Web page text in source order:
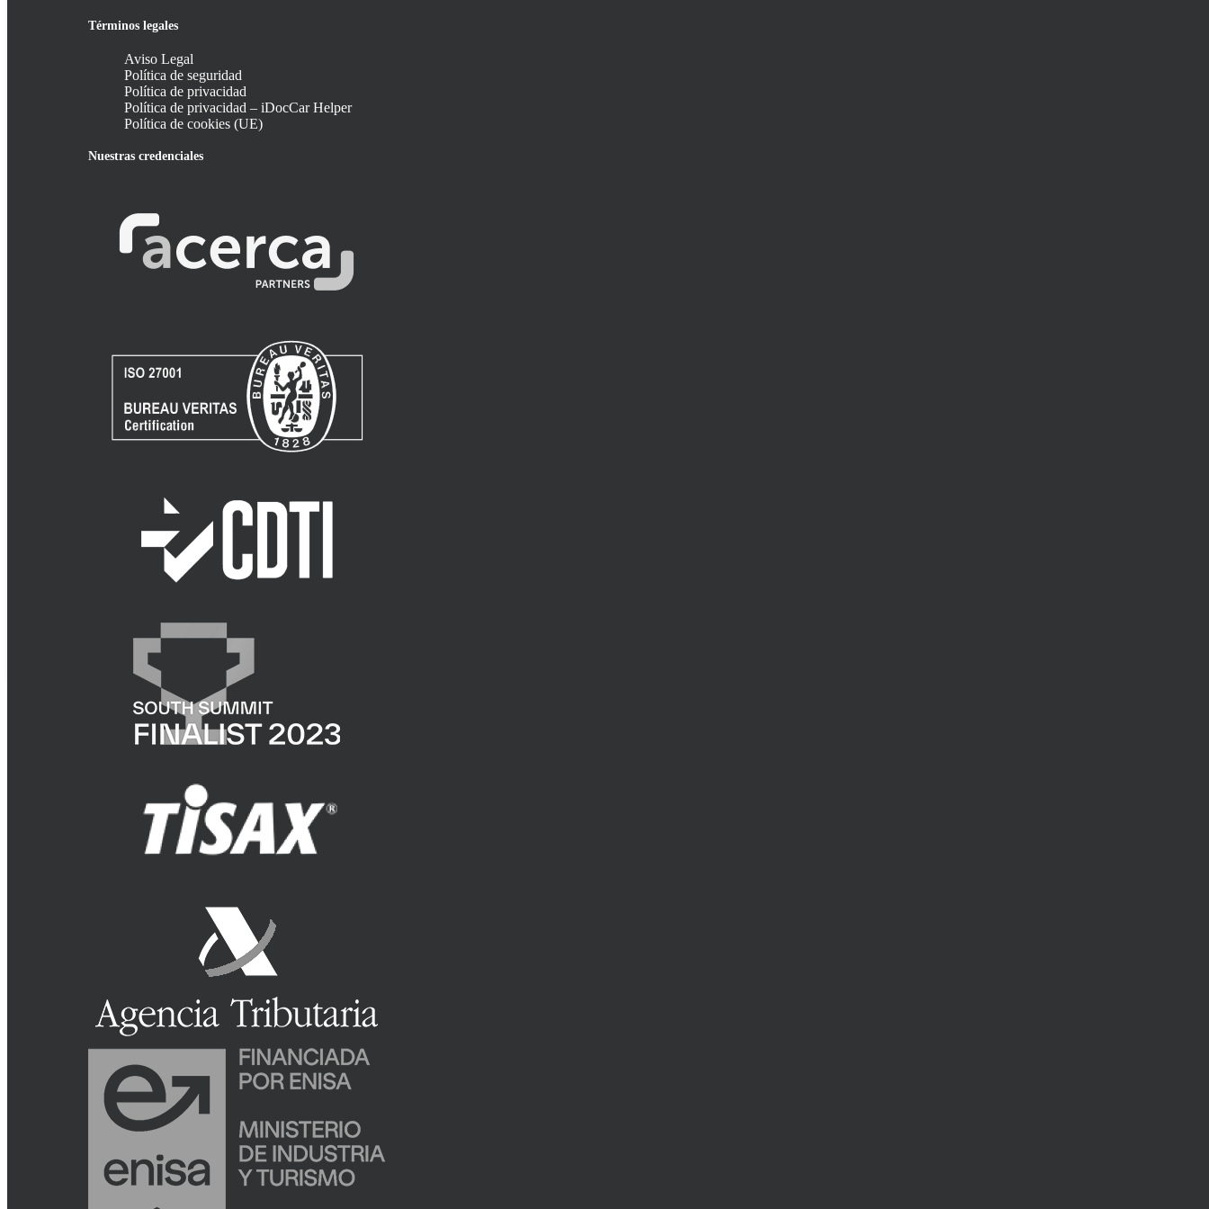
Los riesgos a los que nos encontramos expuestos deben analizarse. Los resultados de estos análisis deberán determinar las acciones de gestión de la seguridad más apropiadas para minimizarlos y
mismas. Para ello se seguirá la metodología que garantiza la fiabilidad y repetitividad de nuestras evaluaciones de riegos.
El análisis de los riesgos debe realizarse de manera periódica para contemplar los cambios en los requisitos de seguridad, así como los cambios que se produzcan en los activos, amenazas,
La gestión de riesgos permitirá el mantenimiento de un entorno controlado, minimizando los riesgos hasta niveles aceptables. La reducción de estos niveles se realizará mediante el despliegue de
seguridad, que establecerá un equilibrio entre la naturaleza de los datos y los tratamientos, los riesgos a los que estén expuestos y las medidas de seguridad.
Las responsabilidades en seguridad son:
Establecer las medidas técnicas, a nivel lógico, que garanticen la seguridad
Realizar el análisis y gestión de riesgos, aplicado a los sistemas de tratamiento de la información Dirección
Garantizar los recursos necesarios
Realizar la revisión del sistema
Esta política será revisada al menos una vez al año y siempre que haya cambios relevantes en la organización, con el fin de asegurar que ésta se adecua a la estrategia y necesidades de la propia
La Dirección
Términos legales
Aviso Legal
Política de seguridad
Política de privacidad
Política de privacidad – iDocCar Helper
Política de cookies (UE)
Nuestras credenciales
Módulo de Venta
Módulo de Trámites
Módulo de Campañas y Ayudas Especiales
Otras funcionalidades
iDocCar Scan
Landing de cliente
Administrador de plantillas
Casos de éxito
Noticias
¡SolicitarDemo!
Español